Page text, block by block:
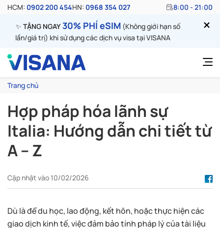
HCM: 0902 200 454HN: 0968 354 027 8:00 - 21:00
✨ TẶNG NGAY30% PHÍ eSIM (Không giới hạn số
lần/giá trị) khi sử dụng các dịch vụ visa tại VISANA
Trang chủ
Hợp pháp hóa lãnh sự
Italia: Hướng dẫn chi tiết từ
A – Z
Cập nhật vào 10/02/2026
Dù là để du học, lao động, kết hôn, hoặc thực hiện các
giao dịch kinh tế, việc đảm bảo tính pháp lý của tài liệu